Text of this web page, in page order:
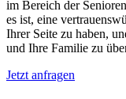
im Bereich der
es ist, eine
Ihrer Seite zu haben,
und Ihre Familie zu
Jetzt anfragen